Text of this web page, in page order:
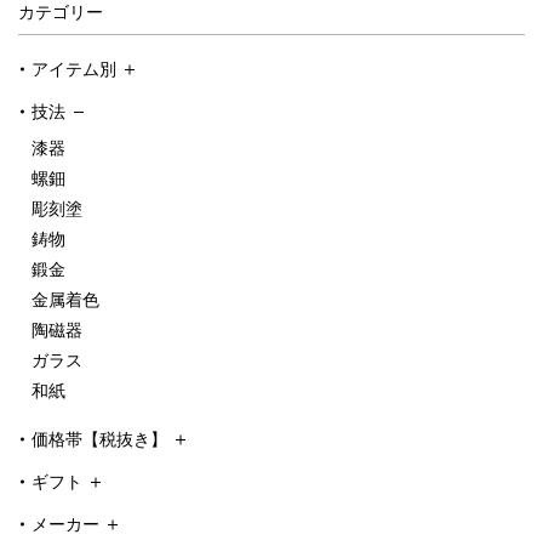
カテゴリー
アイテム別
技法
漆器
螺鈿
彫刻塗
鋳物
鍛金
金属着色
陶磁器
ガラス
和紙
価格帯【税抜き】
ギフト
メーカー